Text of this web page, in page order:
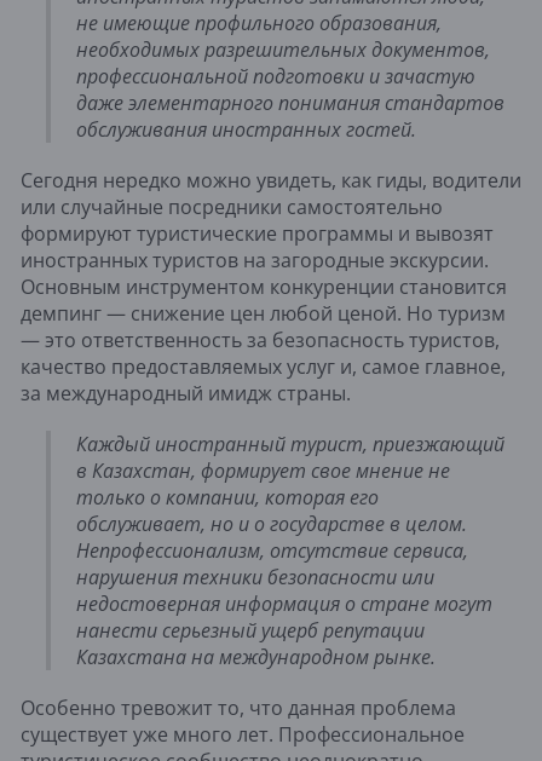
не имеющие профильного образования,
необходимых разрешительных документов,
профессиональной подготовки и зачастую
даже элементарного понимания стандартов
обслуживания иностранных гостей.
Сегодня нередко можно увидеть, как гиды, водители
или случайные посредники самостоятельно
формируют туристические программы и вывозят
иностранных туристов на загородные экскурсии.
Основным инструментом конкуренции становится
демпинг — снижение цен любой ценой. Но туризм
— это ответственность за безопасность туристов,
качество предоставляемых услуг и, самое главное,
за международный имидж страны.
Каждый иностранный турист, приезжающий
в Казахстан, формирует свое мнение не
только о компании, которая его
обслуживает, но и о государстве в целом.
Непрофессионализм, отсутствие сервиса,
нарушения техники безопасности или
недостоверная информация о стране могут
нанести серьезный ущерб репутации
Казахстана на международном рынке.
Особенно тревожит то, что данная проблема
существует уже много лет. Профессиональное